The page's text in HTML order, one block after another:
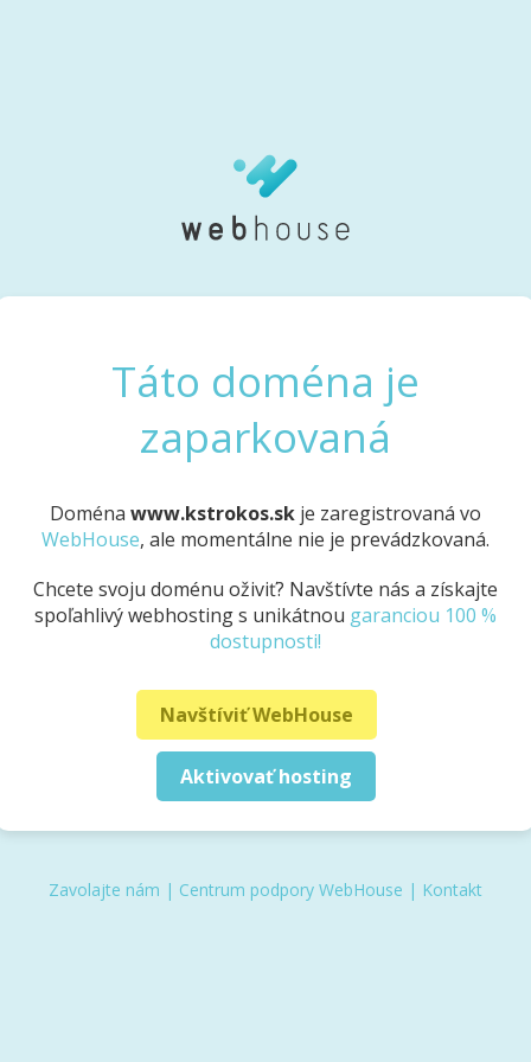
Táto doména je
zaparkovaná
Doména www.kstrokos.sk je zaregistrovaná vo
WebHouse, ale momentálne nie je prevádzkovaná.
Chcete svoju doménu oživiť? Navštívte nás a získajte
spoľahlivý webhosting s unikátnou garanciou 100 %
dostupnosti!
Navštíviť WebHouse
Aktivovať hosting
Zavolajte nám | Centrum podpory WebHouse | Kontakt